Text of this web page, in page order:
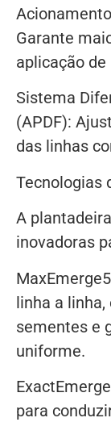
Garante
aplicação de
Sistema
(APDF):
das linhas
Tecnologias
A
inovadoras
linha a
sementes e
uniforme.
para